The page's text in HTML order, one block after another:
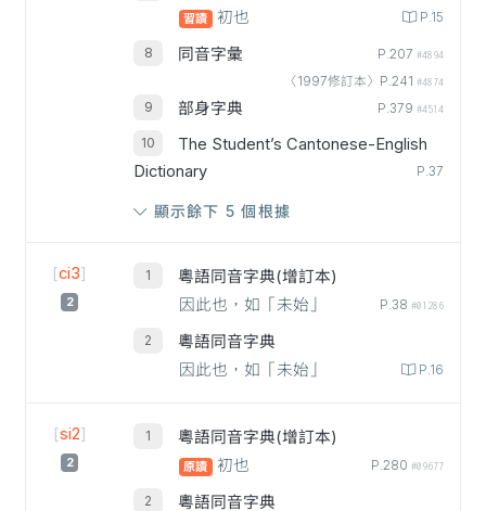
習讀 初也 P.15
同音字彙 P.207 #4894
〈1997修訂本〉P.241 #4874
部身字典 P.379 #4514
The Student’s Cantonese-English
Dictionary
P.37
顯示餘下 5 個根據
[ci3]
2
粵語同音字典(增訂本)
因此也，如「未始」
P.38 #01286
粵語同音字典
因此也，如「未始」
P.16
[si2]
2
粵語同音字典(增訂本)
原讀 初也 P.280 #09677
粵語同音字典